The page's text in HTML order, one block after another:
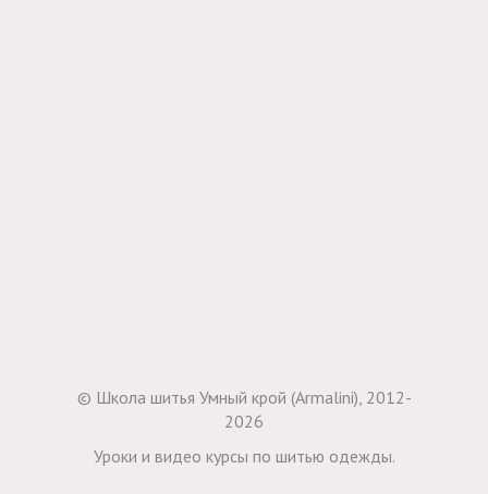
© Школа шитья Умный крой (Armalini), 2012-
2026
Уроки и видео курсы по шитью одежды.